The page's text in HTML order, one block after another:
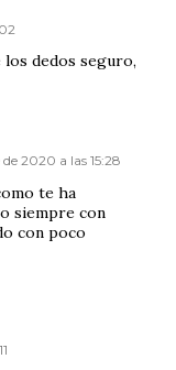
los dedos seguro,
2020 a las 15:28
te ha
siempre con
con poco